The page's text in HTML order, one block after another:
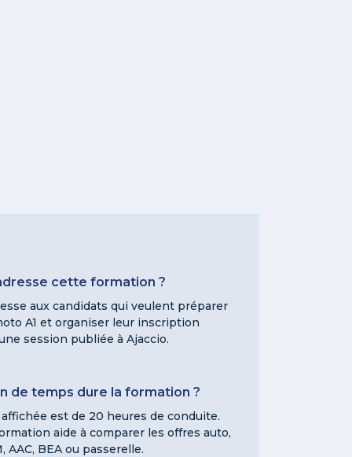
cette formation ?
aux candidats qui veulent préparer
A1 et organiser leur inscription
session publiée à Ajaccio.
de temps dure la formation ?
affichée est de 20 heures de conduite.
aide à comparer les offres auto,
AAC, BEA ou passerelle.